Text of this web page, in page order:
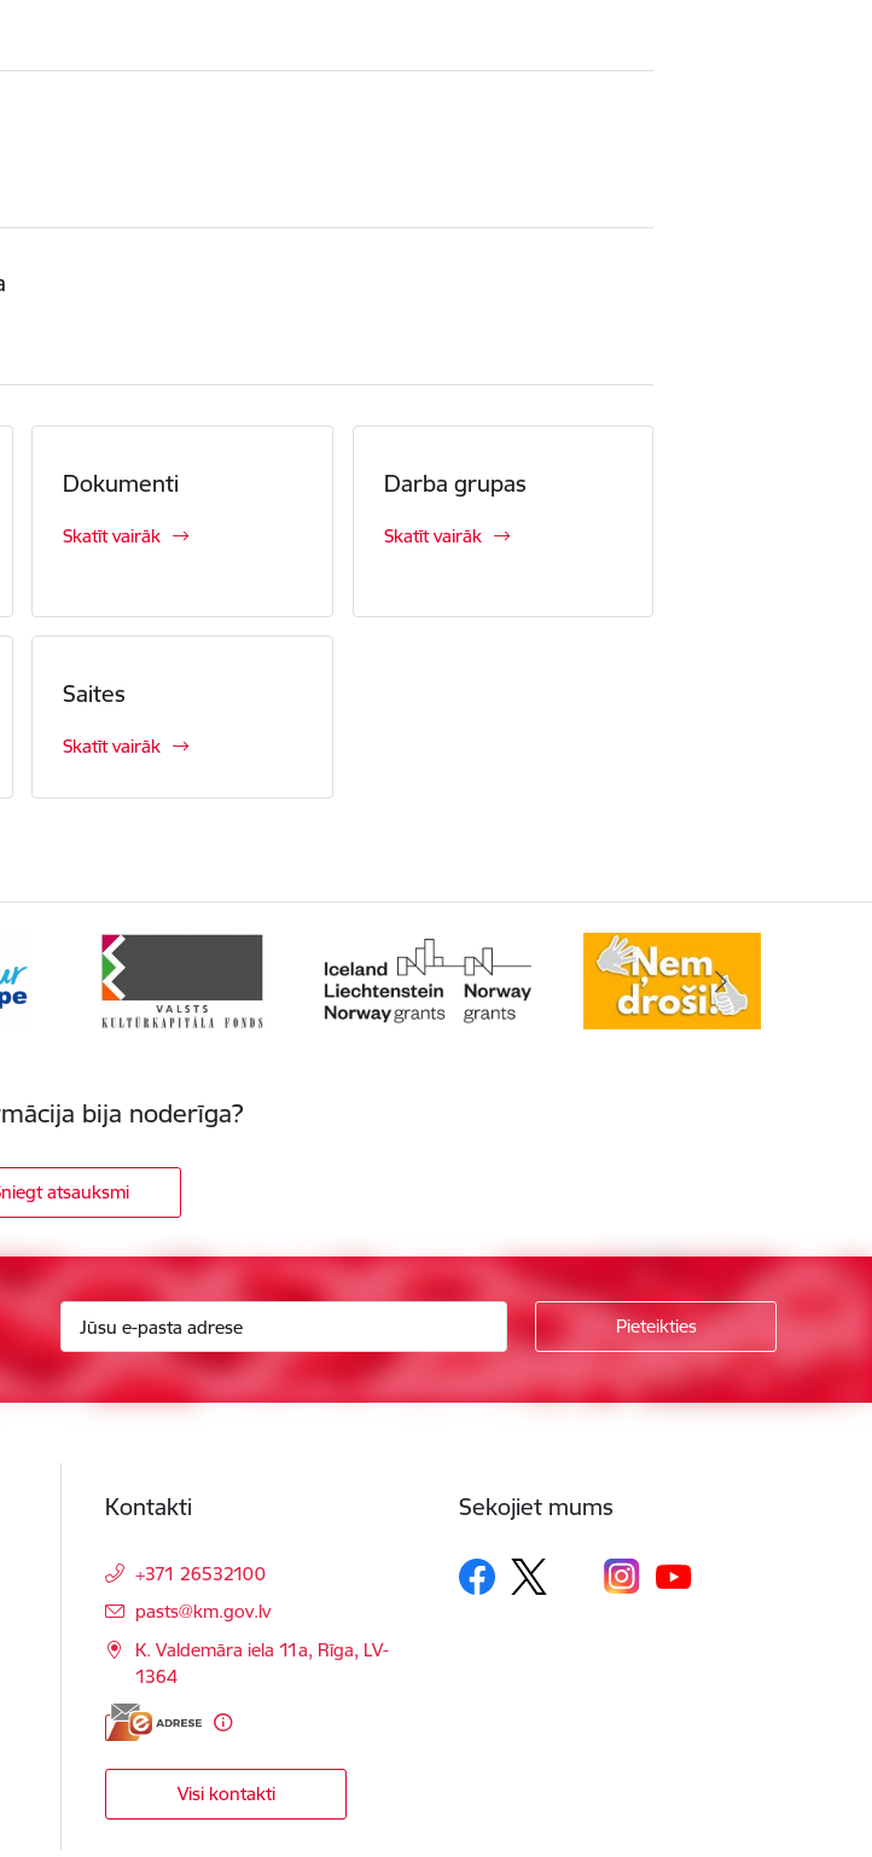
Dokumenti
Skatīt vairāk
Darba grupas
Skatīt vairāk
Saites
Skatīt vairāk
bija noderīga?
atsauksmi
Kontakti
+371 26532100
E-pasts:
pasts@km.gov.lv
K. Valdemāra iela 11a, Rīga, LV-
1364
Visi kontakti
Sekojiet mums